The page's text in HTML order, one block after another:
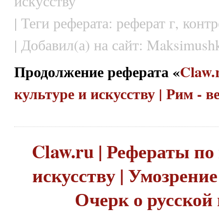
| Теги реферата: реферат г,
| Добавил(а) на сайт:
Продолжение реферата «
культуре и искусству | Рим -
Claw.ru | Рефераты по
искусству |
Очерк о русской